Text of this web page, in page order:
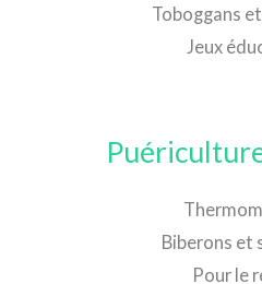
Toboggans
Jeux
Biberons et
Pour le